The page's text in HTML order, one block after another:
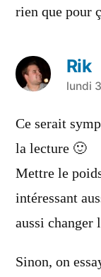
rien que pour
Rik
a
dit :
lundi
Ce serait
la lecture 🙂
Mettre le
intéressant
aussi changer
Sinon, on